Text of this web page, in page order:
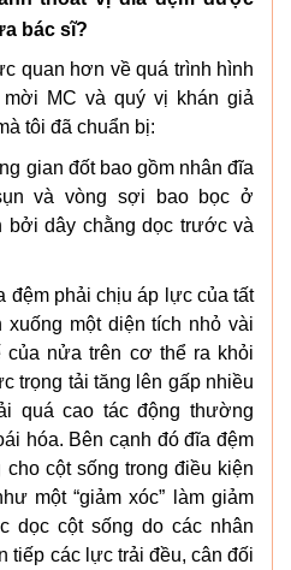
bác sĩ?
quan hơn về quá trình hình
MC và quý vị khán giả
tôi đã chuẩn bị:
gian đốt bao gồm nhân đĩa
và vòng sợi bao bọc ở
dây chằng dọc trước và
đệm phải chịu áp lực của tất
một diện tích nhỏ vài
nửa trên cơ thể ra khỏi
trọng tải tăng lên gấp nhiều
quá cao tác động thường
hóa. Bên cạnh đó đĩa đệm
cột sống trong điều kiện
một “giảm xóc” làm giảm
dọc cột sống do các nhân
tiếp các lực trải đều, cân đối